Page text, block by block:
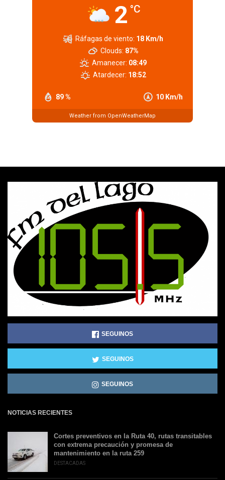
2 °C
89 % 10 Km/h
Ráfagas de viento: 18 Km/h
Clouds: 87%
Amanecer: 08:49
Atardecer: 18:52
Weather from OpenWeatherMap
SEGUINOS
SEGUINOS
SEGUINOS
NOTICIAS RECIENTES
Cortes preventivos en la Ruta 40, rutas transitables
con extrema precaución y promesa de
mantenimiento en la ruta 259
DESTACADAS